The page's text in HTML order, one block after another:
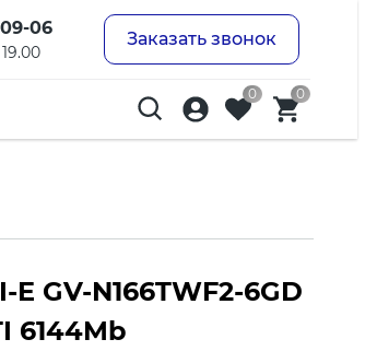
06
Заказать звонок
0 0
GV-N166TWF2-6GD
6144Mb